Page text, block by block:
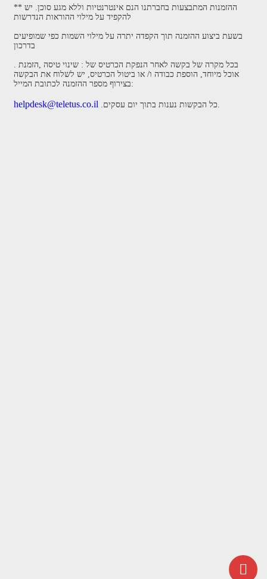
** ההזמנות המתבצעות בחברתנו הנם אינטרנטיות וללא מגע סוכן. יש
להקפיד על מילוי ההוראות הנדרשות
בשעת ביצוע ההזמנה תוך הקפדה יתרה על מילוי השמות כפי שמופיעים
בדרכון
. בכל מקרה של בקשה לאחר הנפקת הכרטיס של : שינוי טיסה ,הזמנת
אוכל מיוחד, הוספת כבודה ו/ או ביטול הכרטיס, יש לשלוח את הבקשה
בצירוף מספר ההזמנה לכתובת המייל:
helpdesk@teletus.co.il .כל הבקשות נענות בתוך יום עסקים.